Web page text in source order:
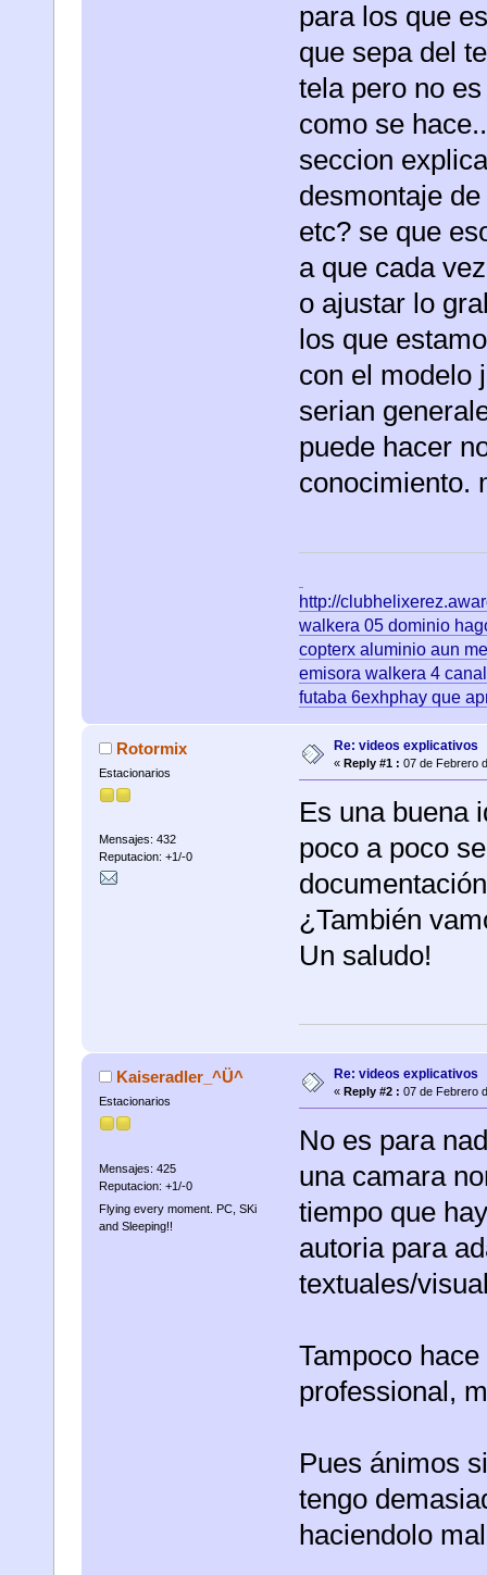
para los que
que sepa del
tela pero no
como se
seccion
desmontaje
etc? se que
a que cada
o ajustar lo
los que
con el modelo
serian
puede hacer
conocimiento.
http://
walkera 05 dominio
copterx aluminio aun
emisora walkera 4
futaba 6exhphay que
Rotormix
Estacionarios
Mensajes: 432
Reputacion: +1/-0
Re: videos explicativos
« Reply #1 : 07 de Febrero
Es una buena
poco a poco
¿También
Un saludo!
Kaiseradler_^Ü^
Estacionarios
Mensajes: 425
Reputacion: +1/-0
Flying every moment. PC, SKi
and Sleeping!!
Re: videos explicativos
« Reply #2 : 07 de Febrero
No es para
una camara
tiempo que
autoria para
textuales/
Tampoco
professional,
Pues ánimos
tengo
haciendolo